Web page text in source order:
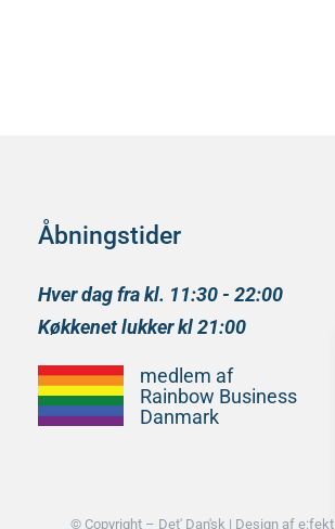
Åbningstider
Hver dag fra kl. 11:30 - 22:00
Køkkenet lukker kl 21:00
medlem af
Rainbow Business
Danmark
© Copyright – Det' Dan'sk | Design af e:fekt